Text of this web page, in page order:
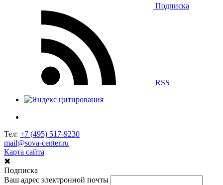
Подписка
RSS
Тел: +7 (495) 517-9230
mail@sova-center.ru
Карта сайта
✖
Подписка
Ваш адрес электронной почты